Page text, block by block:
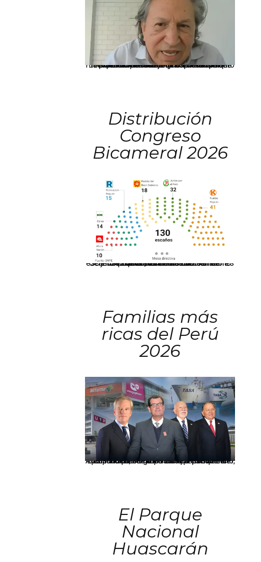
La presidenta Keiko Fujimori informó que la solicitud de indulto presentada por el expresidente Alejandro Toledo será evaluada por la Comisión de Gracias Presidenciales conforme al procedimiento establecido.
Distribución
Congreso
Bicameral 2026
El JNE oficializó la distribución de escaños para la elección de 60 senadores y 130 diputados en las Elecciones Generales 2026, tras el restablecimiento de la Bicameralidad.
Familias más
ricas del Perú
2026
Los principales grupos empresariales del país mantienen una fuerte presencia en Áncash mediante inversiones en comercio, educación, salud e industria pesquera.
El Parque
Nacional
Huascarán